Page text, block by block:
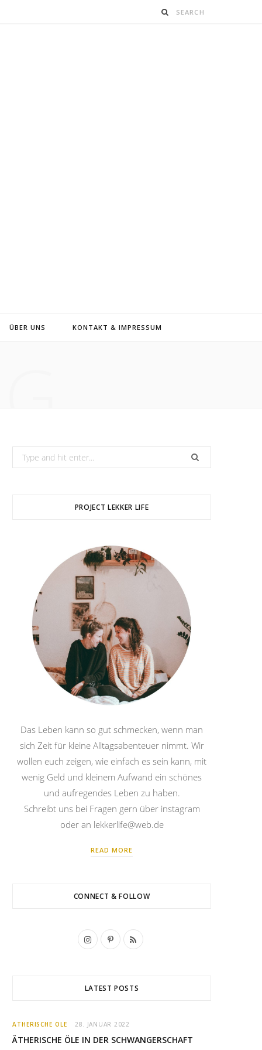
ÜBER UNS KONTAKT & IMPRESSUM
Search
for:
PROJECT LEKKER LIFE
Das Leben kann so gut schmecken, wenn man
sich Zeit für kleine Alltagsabenteuer nimmt. Wir
wollen euch zeigen, wie einfach es sein kann, mit
wenig Geld und kleinem Aufwand ein schönes
und aufregendes Leben zu haben.
Schreibt uns bei Fragen gern über instagram
oder an lekkerlife@web.de
READ MORE
CONNECT & FOLLOW
I
g
P
r
R
LATEST POSTS
ÄTHERISCHE ÖLE 28. JANUAR 2022
ÄTHERISCHE ÖLE IN DER SCHWANGERSCHAFT